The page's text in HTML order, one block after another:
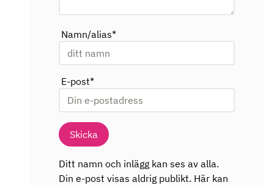
Namn/alias*
E-post*
Skicka
Ditt namn och inlägg kan ses av alla.
Din e-post visas aldrig publikt. Här kan